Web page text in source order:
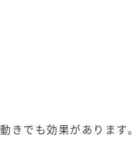
きでも効果があります